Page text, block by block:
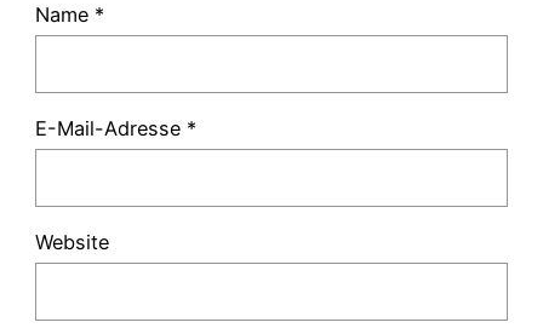
Name *
E-Mail-Adresse *
Website